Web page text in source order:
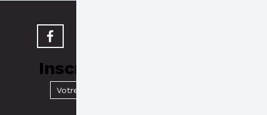
Inscrivez-vous à notre